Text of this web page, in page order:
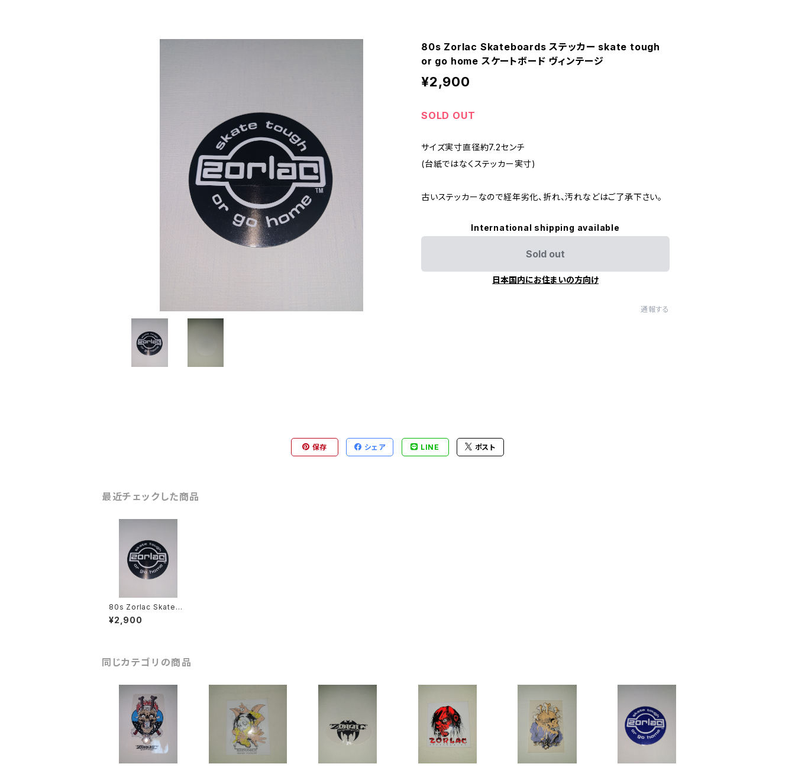
80s Zorlac Skateboards ステッカー skate tough
or go home スケートボード ヴィンテージ
¥2,900
SOLD OUT
サイズ実寸直径約7.2センチ
(台紙ではなくステッカー実寸)
古いステッカーなので経年劣化、折れ、汚れなどはご了承下さい。
International shipping available
Sold out
日本国内にお住まいの方向け
通報する
保存 シェア LINE ポスト
最近チェックした商品
80s Zorlac Skatebo
ards ステッカー skate
tough or go home
¥2,900
同じカテゴリの商品